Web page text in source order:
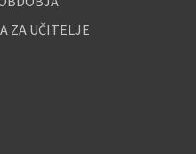
ZA UČITELJE